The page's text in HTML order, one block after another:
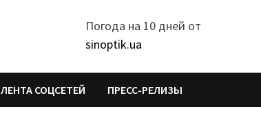
Погода на 10 дней от
sinoptik.ua
ЛЕНТА СОЦСЕТЕЙ ПРЕСС-РЕЛИЗЫ